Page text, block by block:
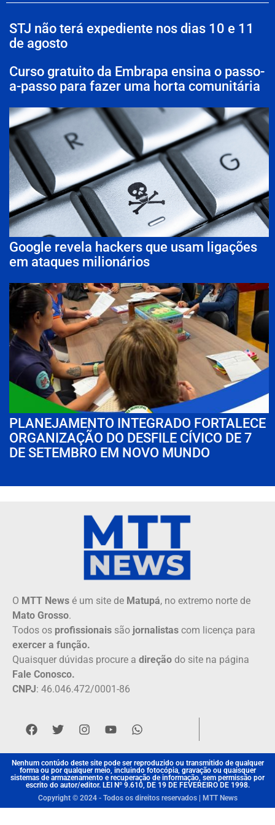
STJ não terá expediente nos dias 10 e 11
de agosto
Curso gratuito da Embrapa ensina o passo-
a-passo para fazer uma horta comunitária
Google revela hackers que usam ligações
em ataques milionários
PLANEJAMENTO INTEGRADO FORTALECE
ORGANIZAÇÃO DO DESFILE CÍVICO DE 7
DE SETEMBRO EM NOVO MUNDO
O MTT News é um site de Matupá, no extremo norte de
Mato Grosso.
Todos os profissionais são jornalistas com licença para
exercer a função.
Quaisquer dúvidas procure a direção do site na página
Fale Conosco.
CNPJ: 46.046.472/0001-86
Nenhum contúdo deste site pode ser reproduzido ou transmitido de qualquer
forma ou por qualquer meio, incluindo fotocópia, gravação ou quaisquer
sistemas de armazenamento e recuperação de informação, sem permissão por
escrito do autor/editor. LEI Nº 9.610, DE 19 DE FEVEREIRO DE 1998.
Copyright © 2024 - Todos os direitos reservados | MTT News